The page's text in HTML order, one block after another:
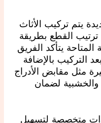
يتم تركيب الأثاث
ترتيب القطع بطريقة
يتأكد الفريق
التركيب بالإضافة
مثل مقابض الأدراج
والخشبية لضمان
متخصصة لتسهيل